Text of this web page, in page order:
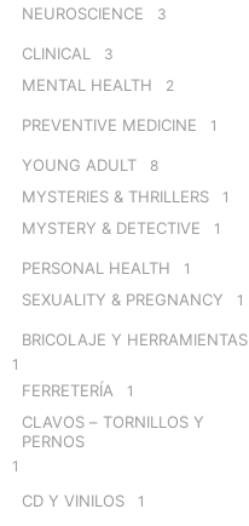
NEUROSCIENCE 3
CLINICAL 3
MENTAL HEALTH 2
PREVENTIVE MEDICINE 1
YOUNG ADULT 8
MYSTERIES & THRILLERS 1
MYSTERY & DETECTIVE 1
PERSONAL HEALTH 1
SEXUALITY & PREGNANCY 1
BRICOLAJE Y HERRAMIENTAS
1
FERRETERÍA 1
CLAVOS – TORNILLOS Y
PERNOS
1
CD Y VINILOS 1